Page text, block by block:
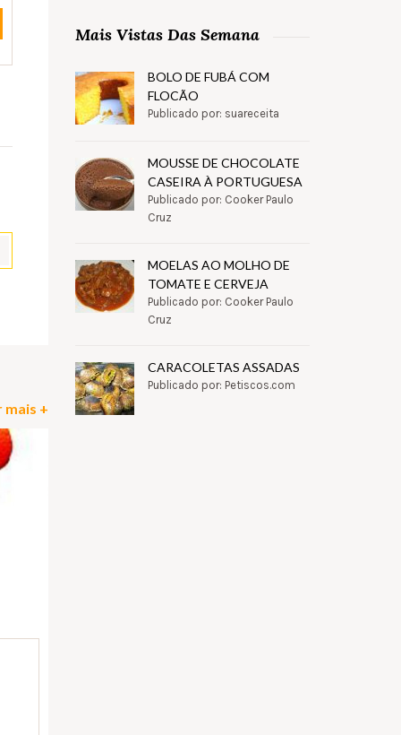
mais +
Mais Vistas Das Semana
BOLO DE FUBÁ COM
FLOCÃO
Publicado por: suareceita
MOUSSE DE CHOCOLATE
CASEIRA À PORTUGUESA
Publicado por: Cooker Paulo
Cruz
MOELAS AO MOLHO DE
TOMATE E CERVEJA
Publicado por: Cooker Paulo
Cruz
CARACOLETAS ASSADAS
Publicado por: Petiscos.com